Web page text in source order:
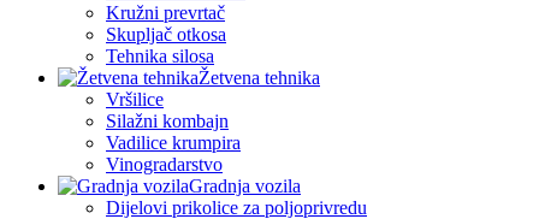
Kružni prevrtač
Skupljač otkosa
Tehnika silosa
Žetvena tehnika
Vršilice
Silažni kombajn
Vadilice krumpira
Vinogradarstvo
Gradnja vozila
Dijelovi prikolice za poljoprivredu